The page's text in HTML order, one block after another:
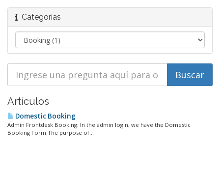
Categorías
Artículos
Domestic Booking
Admin Frontdesk Booking: In the admin login, we have the Domestic
Booking Form.The purpose of...